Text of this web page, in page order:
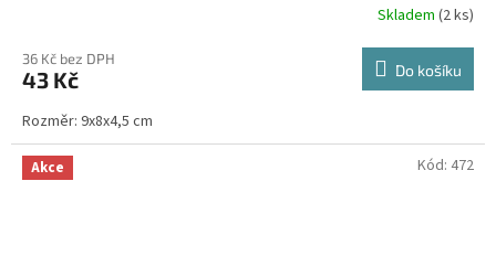
Skladem (2 ks)
36 Kč bez DPH
43 Kč Do košíku
Rozměr: 9x8x4,5 cm
Akce Kód: 472